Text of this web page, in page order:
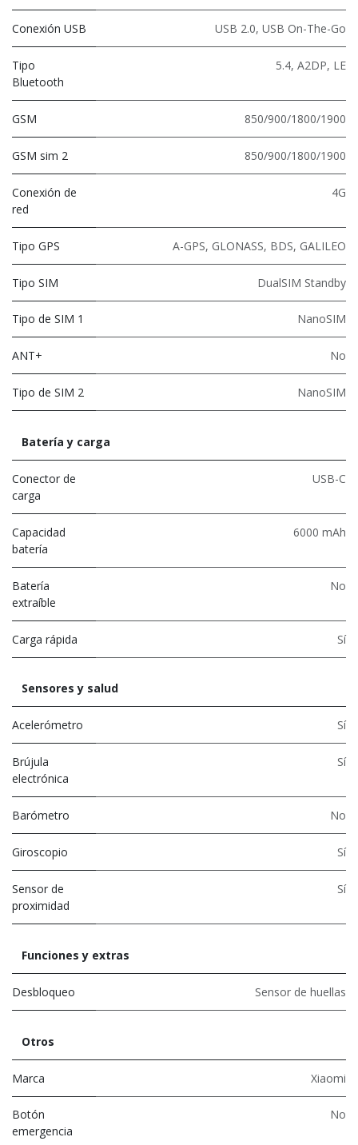
Conexión USB USB 2.0, USB On-The-Go
Tipo
Bluetooth
5.4, A2DP, LE
GSM 850/900/1800/1900
GSM sim 2 850/900/1800/1900
Conexión de
red
4G
Tipo GPS A-GPS, GLONASS, BDS, GALILEO
Tipo SIM DualSIM Standby
Tipo de SIM 1 NanoSIM
ANT+ No
Tipo de SIM 2 NanoSIM
Batería y carga
Conector de
carga
USB-C
Capacidad
batería
6000 mAh
Batería
extraíble
No
Carga rápida Sí
Sensores y salud
Acelerómetro Sí
Brújula
electrónica
Sí
Barómetro No
Giroscopio Sí
Sensor de
proximidad
Sí
Funciones y extras
Desbloqueo Sensor de huellas
Otros
Marca Xiaomi
Botón
emergencia
No